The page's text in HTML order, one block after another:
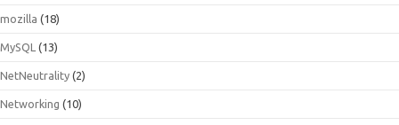
mozilla (18)
MySQL (13)
NetNeutrality (2)
Networking (10)